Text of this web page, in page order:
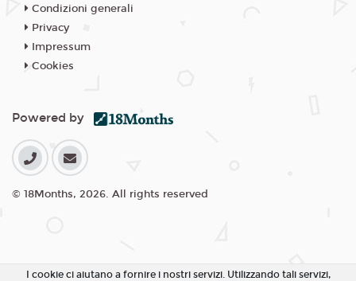
Condizioni generali
Privacy
Impressum
Cookies
Powered by
© 18Months, 2026. All rights reserved
I cookie ci aiutano a fornire i nostri servizi. Utilizzando tali servizi,